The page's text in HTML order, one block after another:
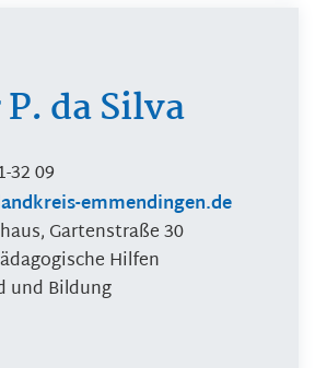
P.da Silva
3209
emmendingen.de
Gartenstraße 30
Hilfen
und Bildung